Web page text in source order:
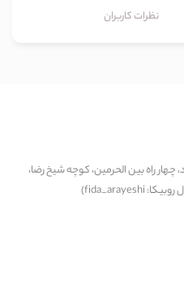
نظرات کاربران
چهار راه بین الحرمین، کوچه شیخ رضا،